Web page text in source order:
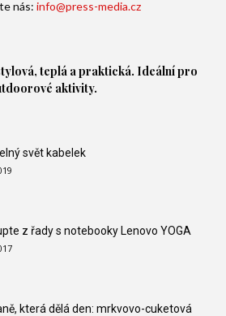
nás: info@press-media.cz
teplá a praktická. Ideální pro
aktivity.
svět kabelek
z řady s notebooky Lenovo YOGA
která dělá den: mrkvovo-cuketová